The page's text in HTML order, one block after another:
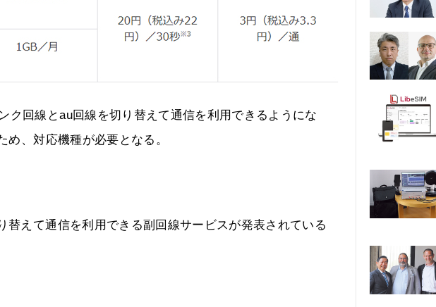
ク回線とau回線を切り替えて通信を利用できるようにな
、対応機種が必要となる。
えて通信を利用できる副回線サービスが発表されている